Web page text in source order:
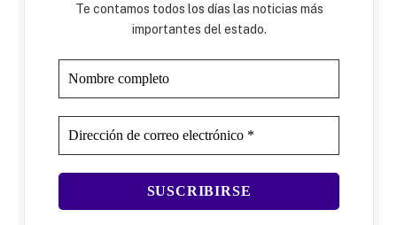
Te contamos todos los días las noticias más
importantes del estado.